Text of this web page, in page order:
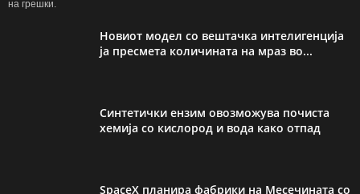
на грешки.
Новиот модел со вештачка интелигенција
ја пресмета количината на мраз во...
Синтетички ензим овозможува почиста
хемија со кислород и вода како отпад
SpaceX планира фабрики на Месечината со